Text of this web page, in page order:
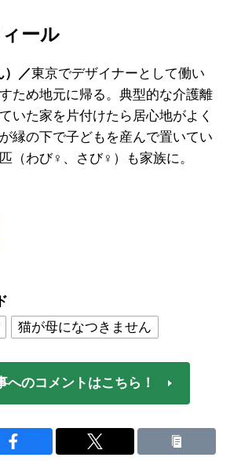
ール
／東京でデザイナーとして働い
ため地元に帰る。典型的な介護離
いた家を片付けたら居心地がよく
縁の下で子どもを産んで置いてい
（わび♀、さび♀）も家族に。
猫が母になつきません
へのコメントはこちら！